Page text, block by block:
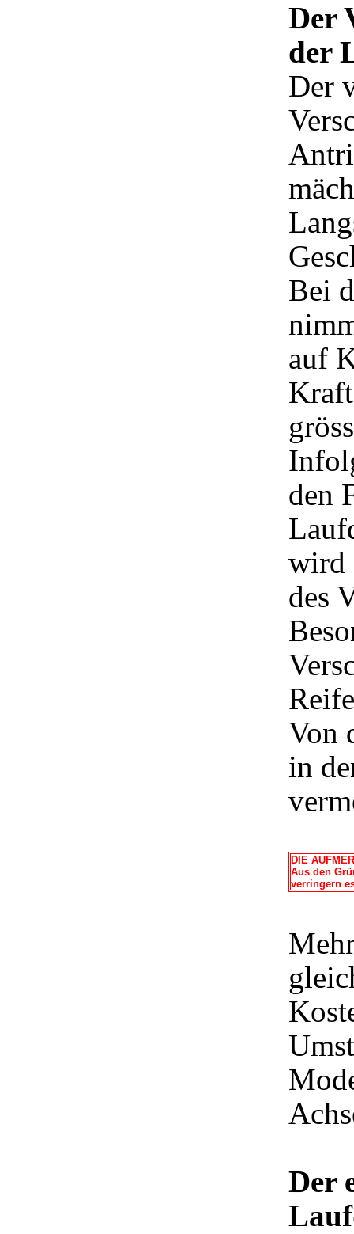
Der
der
Der
Bei
auf
den
wird
des
Von
in
DIE
Aus den
verringern
Der